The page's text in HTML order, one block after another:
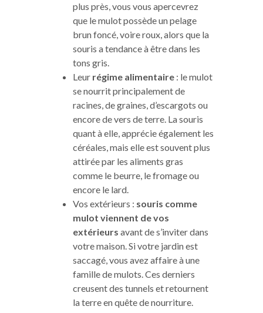
plus près, vous vous apercevrez
que le mulot possède un pelage
brun foncé, voire roux, alors que la
souris a tendance à être dans les
tons gris.
Leur régime alimentaire : le mulot
se nourrit principalement de
racines, de graines, d’escargots ou
encore de vers de terre. La souris
quant à elle, apprécie également les
céréales, mais elle est souvent plus
attirée par les aliments gras
comme le beurre, le fromage ou
encore le lard.
Vos extérieurs : souris comme
mulot viennent de vos
extérieurs avant de s’inviter dans
votre maison. Si votre jardin est
saccagé, vous avez affaire à une
famille de mulots. Ces derniers
creusent des tunnels et retournent
la terre en quête de nourriture.